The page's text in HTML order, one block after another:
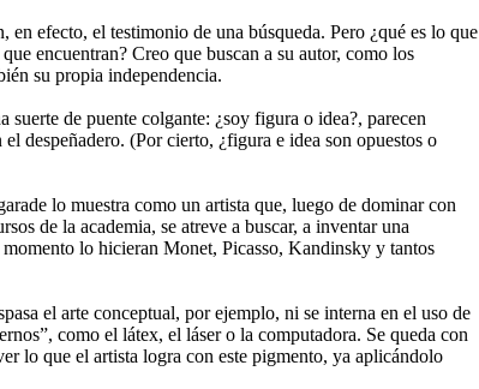
en efecto, el testimonio de una búsqueda. Pero ¿qué es lo que
encuentran? Creo que buscan a su autor, como los
su propia independencia.
suerte de puente colgante: ¿soy figura o idea?, parecen
despeñadero. (Por cierto, ¿figura e idea son opuestos o
lo muestra como un artista que, luego de dominar con
de la academia, se atreve a buscar, a inventar una
lo hicieran Monet, Picasso, Kandinskyy tantos
el arte conceptual, por ejemplo, ni se interna en el uso de
como el látex, el láser o la computadora. Se queda con
lo que el artista logra con este pigmento, ya aplicándolo